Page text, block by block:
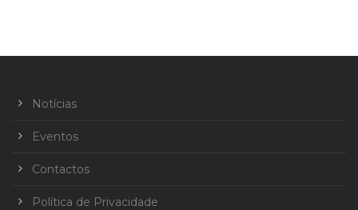
Notícias
Eventos
Contactos
Política de Privacidade